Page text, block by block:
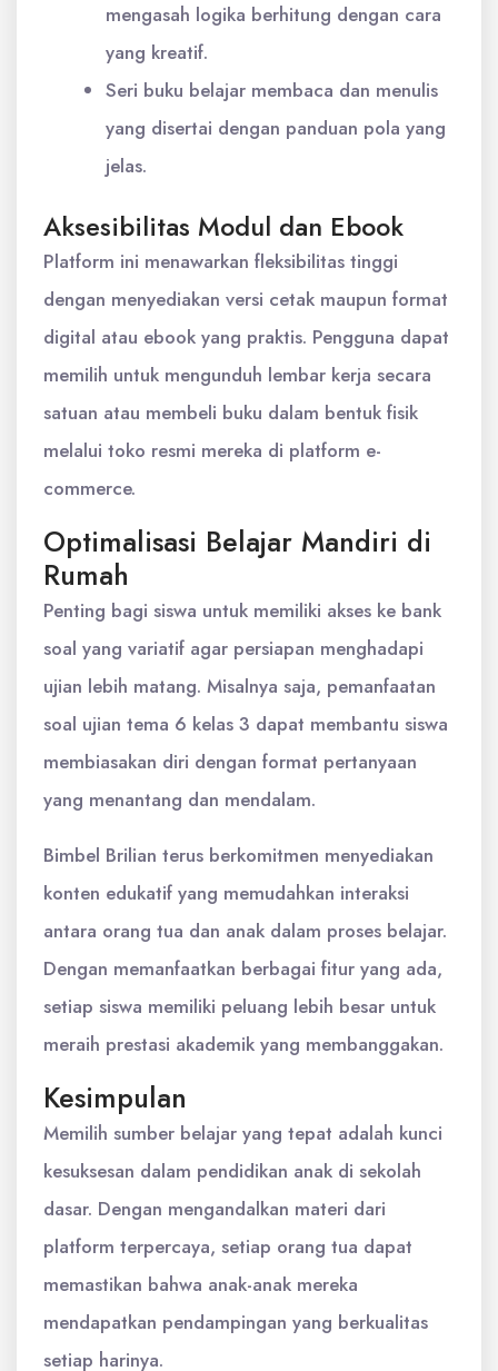
mengasah logika berhitung dengan cara
yang kreatif.
Seri buku belajar membaca dan menulis
yang disertai dengan panduan pola yang
jelas.
Aksesibilitas Modul dan Ebook
Platform ini menawarkan fleksibilitas tinggi
dengan menyediakan versi cetak maupun format
digital atau ebook yang praktis. Pengguna dapat
memilih untuk mengunduh lembar kerja secara
satuan atau membeli buku dalam bentuk fisik
melalui toko resmi mereka di platform e-
commerce.
Optimalisasi Belajar Mandiri di
Rumah
Penting bagi siswa untuk memiliki akses ke bank
soal yang variatif agar persiapan menghadapi
ujian lebih matang. Misalnya saja, pemanfaatan
soal ujian tema 6 kelas 3 dapat membantu siswa
membiasakan diri dengan format pertanyaan
yang menantang dan mendalam.
Bimbel Brilian terus berkomitmen menyediakan
konten edukatif yang memudahkan interaksi
antara orang tua dan anak dalam proses belajar.
Dengan memanfaatkan berbagai fitur yang ada,
setiap siswa memiliki peluang lebih besar untuk
meraih prestasi akademik yang membanggakan.
Kesimpulan
Memilih sumber belajar yang tepat adalah kunci
kesuksesan dalam pendidikan anak di sekolah
dasar. Dengan mengandalkan materi dari
platform terpercaya, setiap orang tua dapat
memastikan bahwa anak-anak mereka
mendapatkan pendampingan yang berkualitas
setiap harinya.